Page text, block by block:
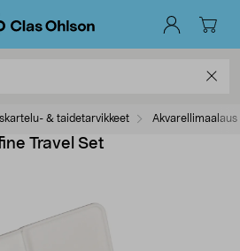
& taidetarvikkeet Akvarellimaalaus
Travel Set